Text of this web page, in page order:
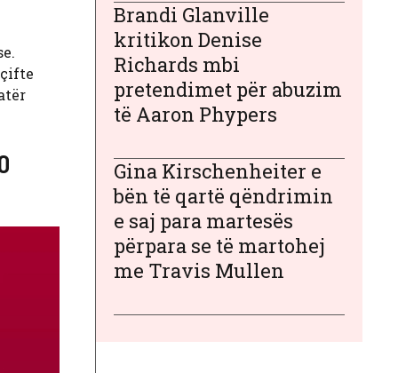
çifte
Brandi Glanville
kritikon Denise
Richards mbi
pretendimet për abuzim
të Aaron Phypers
Gina Kirschenheiter e
bën të qartë qëndrimin
e saj para martesës
përpara se të martohej
me Travis Mullen